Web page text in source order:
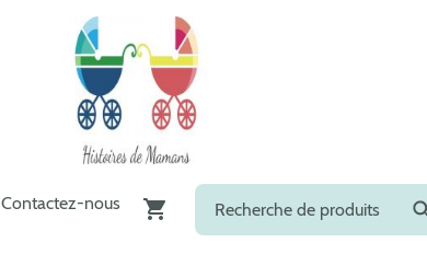
Contactez-nous